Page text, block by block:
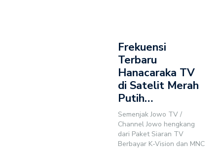
Frekuensi
Terbaru
Hanacaraka TV
di Satelit Merah
Putih…
Semenjak Jowo TV /
Channel Jowo hengkang
dari Paket Siaran TV
Berbayar K-Vision dan MNC